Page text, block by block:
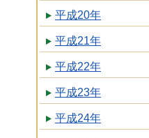
平成20年
平成21年
平成22年
平成23年
平成24年